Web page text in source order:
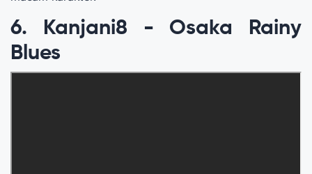
6. Kanjani8 - Osaka Rainy
Blues